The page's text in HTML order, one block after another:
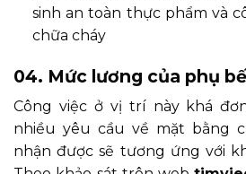
sinh an toàn thực phẩm và
chữa cháy
04. Mức lương của phụ
Công việc ở vị trí này khá
nhiều yêu cầu về mặt bằng
nhận được sẽ tương ứng với